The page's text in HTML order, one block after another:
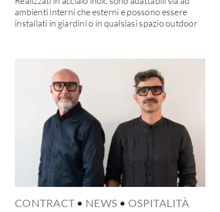
ambienti interni che esterni e possono essere
installati in giardini o in qualsiasi spazio outdoor
CONTRACT • NEWS • OSPITALITÀ